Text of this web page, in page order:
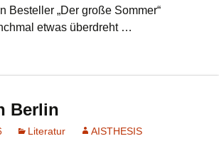
Besteller „Der große Sommer“
etwas überdreht …
Berlin
Literatur AISTHESIS